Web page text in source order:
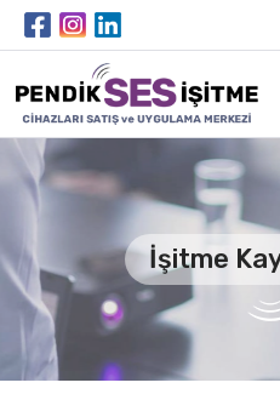
İşitme